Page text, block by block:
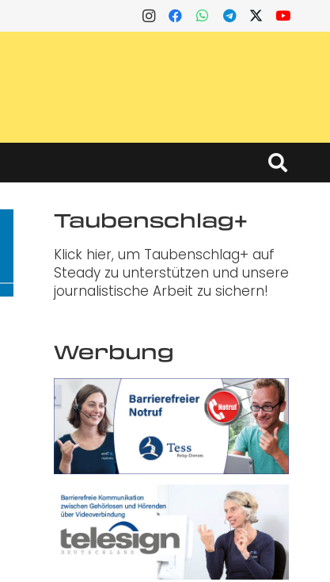
Taubenschlag+
Klick hier, um Taubenschlag+ auf
Steady zu unterstützen und unsere
journalistische Arbeit zu sichern!
Werbung